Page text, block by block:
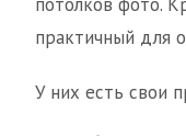
практичный для
У них есть свои